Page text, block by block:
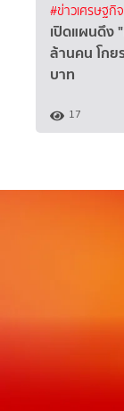
#ข่าวเศรษฐกิจ
เปิดแผนดึง
ล้านคน โกย
บาท
17